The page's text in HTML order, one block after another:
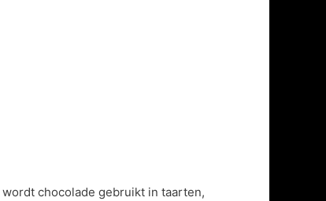
chocolade gebruikt in taarten,